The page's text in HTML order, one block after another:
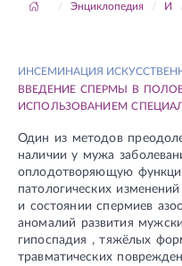
Энциклопедия И
ИНСЕМИНАЦИЯ
ВВЕДЕНИЕ СПЕРМЫ В
ИСПОЛЬЗОВАНИЕМ
Один из методов
наличии у мужа
оплодотворяющую
патологических
и состоянии спермиев
аномалий развития
гипоспадия , тяжёлых
травматических